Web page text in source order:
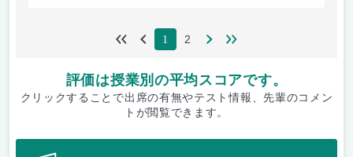
1 2
評価は授業別の平均スコアです。
クリックすることで出席の有無やテスト情報、先輩のコメン
トが閲覧できます。